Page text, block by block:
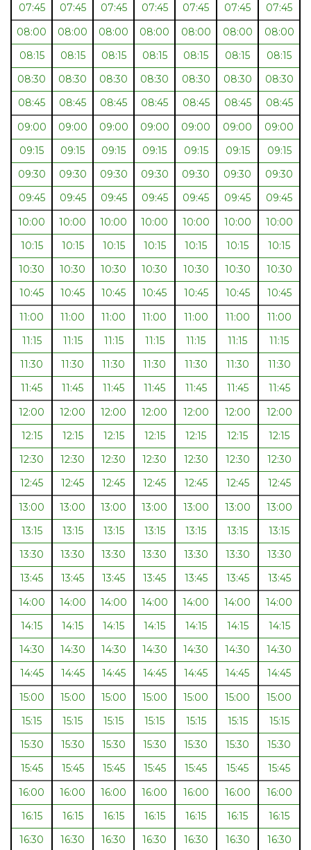
07:45
07:45 07:45 07:45 07:45 07:45
07:45
08:00
08:00 08:00 08:00 08:00 08:00
08:00
08:15
08:15 08:15 08:15 08:15 08:15
08:15
08:30
08:30 08:30 08:30 08:30 08:30
08:30
08:45
08:45 08:45 08:45 08:45 08:45
08:45
09:00
09:00 09:00 09:00 09:00 09:00
09:00
09:15
09:15 09:15 09:15 09:15 09:15
09:15
09:30
09:30 09:30 09:30 09:30 09:30
09:30
09:45
09:45 09:45 09:45 09:45 09:45
09:45
10:00
10:00 10:00 10:00 10:00 10:00
10:00
10:15
10:15 10:15 10:15 10:15 10:15
10:15
10:30
10:30 10:30 10:30 10:30 10:30
10:30
10:45
10:45 10:45 10:45 10:45 10:45
10:45
11:00
11:00 11:00 11:00 11:00 11:00
11:00
11:15
11:15 11:15 11:15 11:15 11:15
11:15
11:30
11:30 11:30 11:30 11:30 11:30
11:30
11:45
11:45 11:45 11:45 11:45 11:45
11:45
12:00
12:00 12:00 12:00 12:00 12:00
12:00
12:15
12:15 12:15 12:15 12:15 12:15
12:15
12:30
12:30 12:30 12:30 12:30 12:30
12:30
12:45
12:45 12:45 12:45 12:45 12:45
12:45
13:00
13:00 13:00 13:00 13:00 13:00
13:00
13:15
13:15 13:15 13:15 13:15 13:15
13:15
13:30
13:30 13:30 13:30 13:30 13:30
13:30
13:45
13:45 13:45 13:45 13:45 13:45
13:45
14:00
14:00 14:00 14:00 14:00 14:00
14:00
14:15
14:15 14:15 14:15 14:15 14:15
14:15
14:30
14:30 14:30 14:30 14:30 14:30
14:30
14:45
14:45 14:45 14:45 14:45 14:45
14:45
15:00
15:00 15:00 15:00 15:00 15:00
15:00
15:15
15:15 15:15 15:15 15:15 15:15
15:15
15:30
15:30 15:30 15:30 15:30 15:30
15:30
15:45
15:45 15:45 15:45 15:45 15:45
15:45
16:00
16:00 16:00 16:00 16:00 16:00
16:00
16:15
16:15 16:15 16:15 16:15 16:15
16:15
16:30
16:30 16:30 16:30 16:30 16:30
16:30